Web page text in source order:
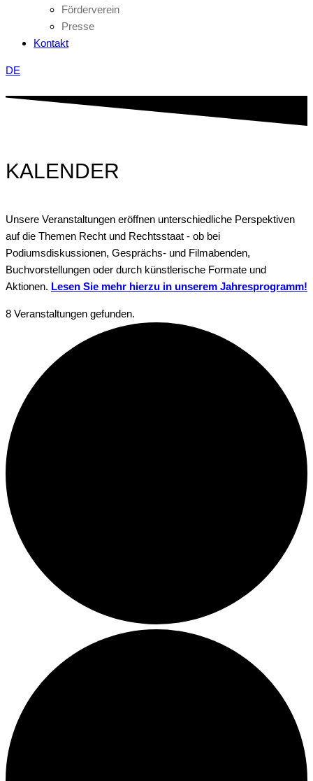
Förderverein
Presse
Kontakt
DE
KALENDER
Unsere Veranstaltungen eröffnen unterschiedliche Perspektiven
auf die Themen Recht und Rechtsstaat - ob bei
Podiumsdiskussionen, Gesprächs- und Filmabenden,
Buchvorstellungen oder durch künstlerische Formate und
Aktionen. Lesen Sie mehr hierzu in unserem Jahresprogramm!
8 Veranstaltungen gefunden.